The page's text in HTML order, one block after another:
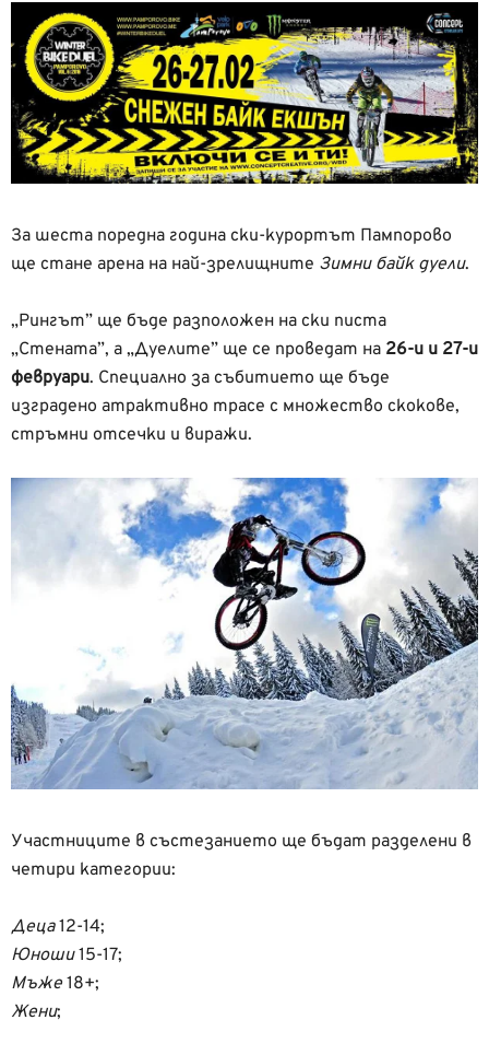
За шеста поредна година ски-курортът Пампорово
ще стане арена на най-зрелищните Зимни байк дуели.
„Рингът” ще бъде разположен на ски писта
„Стената”, а „Дуелите” ще се проведат на 26-и и 27-и
февруари. Специално за събитието ще бъде
изградено атрактивно трасе с множество скокове,
стръмни отсечки и виражи.
Участниците в състезанието ще бъдат разделени в
четири категории:
Деца12-14;
Юноши15-17;
Мъже18+;
Жени;